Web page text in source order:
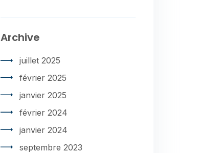
Archive
juillet 2025
février 2025
janvier 2025
février 2024
janvier 2024
septembre 2023